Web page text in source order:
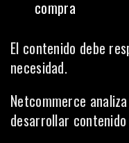
compra
El contenido debe
necesidad.
Netcommerce
desarrollar